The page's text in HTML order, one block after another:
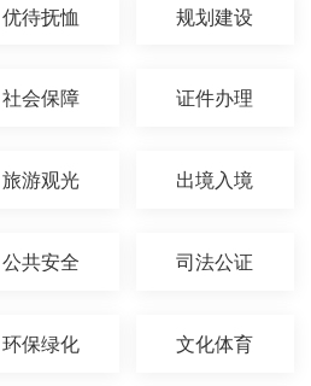
优待抚恤 规划建设
社会保障 证件办理
旅游观光 出境入境
公共安全 司法公证
环保绿化 文化体育